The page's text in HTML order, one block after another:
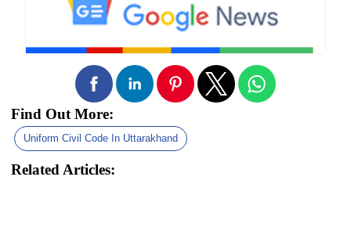
Find Out More:
Uniform Civil Code In Uttarakhand
Related Articles: